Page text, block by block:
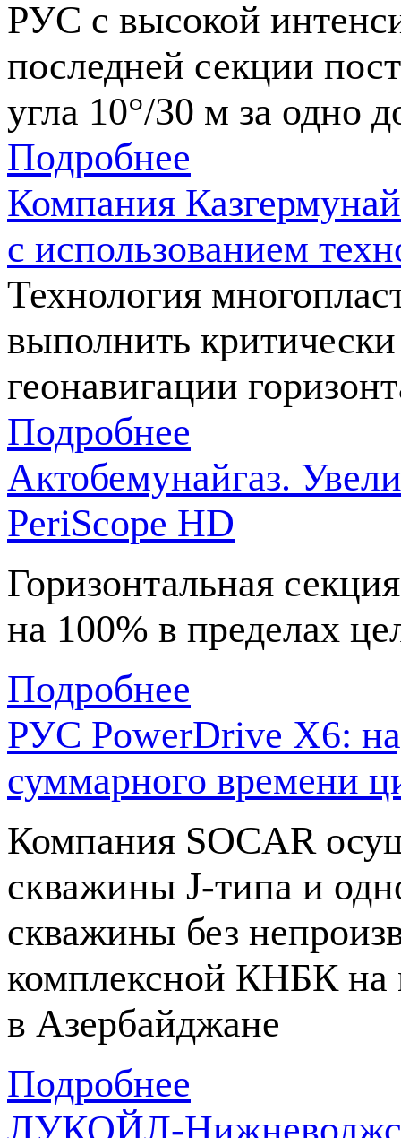
РУС c высокой
последней секции
угла 10°/30 м за одно
Подробнее
Компания
с использованием
Технология
выполнить
геонавигации
Подробнее
Актобемунайгаз.
PeriScope HD
Горизонтальная
на 100% в пределах
Подробнее
РУС PowerDrive X6:
суммарного времени
Компания SOCAR
скважины J-типа и
скважины без
комплексной КНБК
в Азербайджане
Подробнее